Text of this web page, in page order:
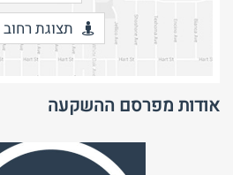
תצוגת רחוב
אודות מפרסם ההשקעה